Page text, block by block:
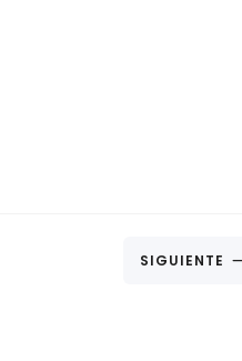
SIGUIENTE